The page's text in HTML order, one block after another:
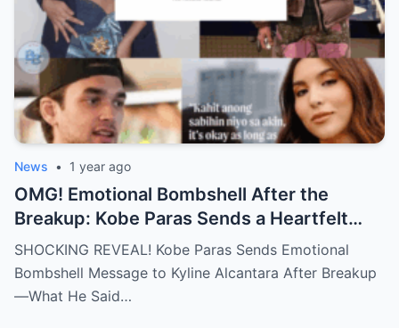
News • 1 year ago
OMG! Emotional Bombshell After the
Breakup: Kobe Paras Sends a Heartfelt
Message to Kyline Alcantara – His Words
Will Leave You Stunned and Speechless!
SHOCKING REVEAL! Kobe Paras Sends Emotional
Bombshell Message to Kyline Alcantara After Breakup
—What He Said…